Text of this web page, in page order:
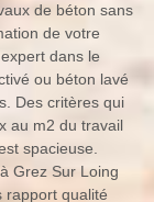
de béton sans
de votre
dans le
ou béton lavé
Des critères qui
au m2 du travail
spacieuse.
Grez Sur Loing
rapport qualité